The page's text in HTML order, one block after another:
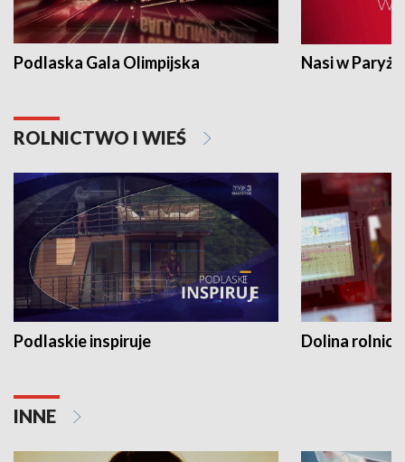
Podlaska Gala Olimpijska Nasi w Paryżu
ROLNICTWO I WIEŚ
Podlaskie inspiruje Dolina
INNE